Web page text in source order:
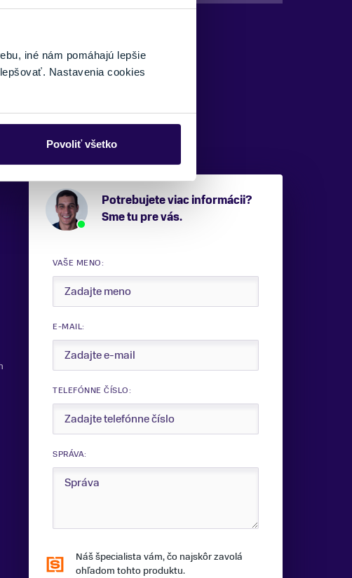
iné nám pomáhajú lepšie
Nastavenia cookies
Povoliť všetko
Potrebujete viac informácii?
Sme tu pre vás.
VAŠE MENO:
E-MAIL:
TELEFÓNNE ČÍSLO:
SPRÁVA:
Náš špecialista vám, čo najskôr zavolá
ohľadom tohto produktu.